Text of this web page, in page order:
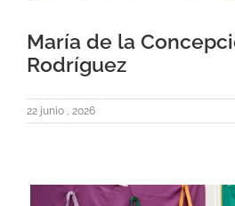
María de la
Rodríguez
22 junio , 2026